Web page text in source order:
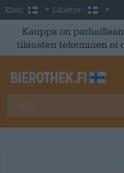
Skip to main content
Kieli: Finnish
Lähetys: Suomi
Kauppa on
tilausten tekeminen ei